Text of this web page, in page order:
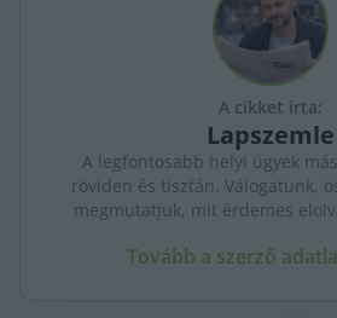
A cikket írta:
Lapszemle
A legfontosabb helyi ügyek
röviden és tisztán. Válogatunk,
megmutatjuk, mit érdemes
Tovább a szerző